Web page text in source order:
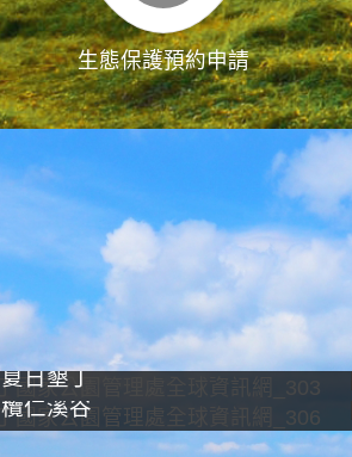
生態保護預約申請
夏日墾丁
欖仁溪谷